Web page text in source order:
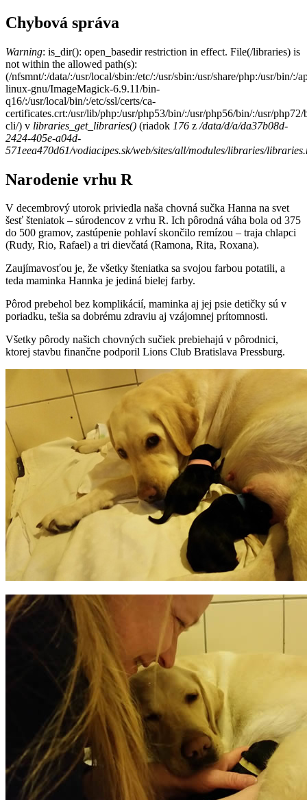
Chybová správa
Warning: is_dir(): open_basedir restriction in effect. File(/libraries) is
not within the allowed path(s):
(/nfsmnt/:/data/:/usr/local/sbin:/etc/:/usr/sbin:/usr/share/php:/usr/bin/
linux-gnu/ImageMagick-6.9.11/bin-
q16/:/usr/local/bin/:/etc/ssl/certs/ca-
certificates.crt:/usr/lib/php:/usr/php53/bin/:/usr/php56/bin/:/usr/
cli/) v libraries_get_libraries() (riadok 176 z /data/d/a/da37b08d-
2424-405e-a04d-
571eea470d61/vodiacipes.sk/web/sites/all/modules/libraries/
Narodenie vrhu R
V decembrový utorok priviedla naša chovná sučka Hanna na svet
šesť šteniatok – súrodencov z vrhu R. Ich pôrodná váha bola od 375
do 500 gramov, zastúpenie pohlaví skončilo remízou – traja chlapci
(Rudy, Rio, Rafael) a tri dievčatá (Ramona, Rita, Roxana).
Zaujímavosťou je, že všetky šteniatka sa svojou farbou potatili, a
teda maminka Hannka je jediná bielej farby.
Pôrod prebehol bez komplikácií, maminka aj jej psie detičky sú v
poriadku, tešia sa dobrému zdraviu aj vzájomnej prítomnosti.
Všetky pôrody našich chovných sučiek prebiehajú v pôrodnici,
ktorej stavbu finančne podporil Lions Club Bratislava Pressburg.